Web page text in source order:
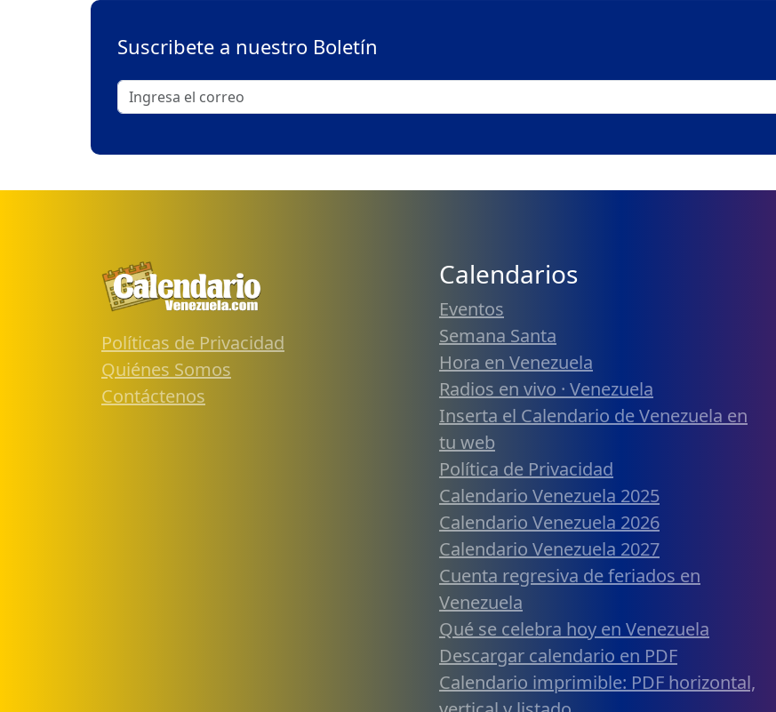
Suscribete a nuestro Boletín
Políticas de Privacidad
Quiénes Somos
Contáctenos
Calendarios
Eventos
Semana Santa
Hora en Venezuela
Radios en vivo · Venezuela
Inserta el Calendario de Venezuela en
tu web
Política de Privacidad
Calendario Venezuela 2025
Calendario Venezuela 2026
Calendario Venezuela 2027
Cuenta regresiva de feriados en
Venezuela
Qué se celebra hoy en Venezuela
Descargar calendario en PDF
Calendario imprimible: PDF horizontal,